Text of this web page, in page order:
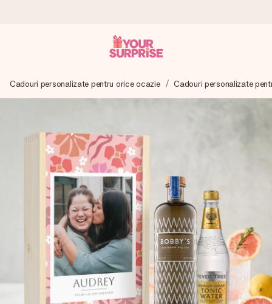
Îți alcătuim cadoul cu grijă și îl trimitem îndată spre tine -
pentru ca tu să îl poți dărui exact când trebuie, atunci când
4,8 (bazat pe +15.000 de recenzii)
Cadourile noastre inspiră. Clienții ne oferă nota 4,8 pe
Google Reviews.
Felicitare gratuită
Creează ceva unic în doar câțiva pași - cu numele ei,
fotografia ta sau un mesaj din suflet. Fără bătăi de cap,
doar bucură-te de moment.
Cadouri personalizate pentru orice ocazie Cadouri personalizate